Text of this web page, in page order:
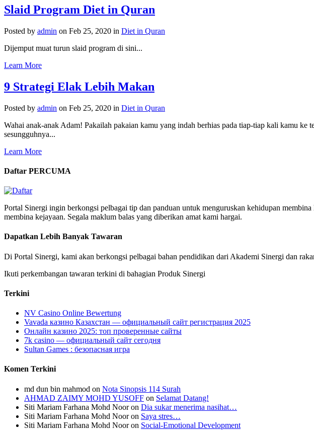
Slaid Program Diet in Quran
Posted by admin on Feb 25, 2020 in Diet in Quran
Dijemput muat turun slaid program di sini...
Learn More
9 Strategi Elak Lebih Makan
Posted by admin on Feb 25, 2020 in Diet in Quran
Wahai anak-anak Adam! Pakailah pakaian kamu yang indah berhias pada tiap-tiap kali kamu ke
sesungguhnya...
Learn More
Daftar PERCUMA
Portal Sinergi ingin berkongsi pelbagai tip dan panduan untuk menguruskan kehidupan
membina kejayaan. Segala maklum balas yang diberikan amat kami hargai.
Dapatkan Lebih Banyak Tawaran
Di Portal Sinergi, kami akan berkongsi pelbagai bahan pendidikan dari Akademi Sinergi dan
Ikuti perkembangan tawaran terkini di bahagian Produk Sinergi
Terkini
NV Casino Online Bewertung
Vavada казино Казахстан — официальный сайт регистрация 2025
Онлайн казино 2025: топ проверенные сайты
7k casino — официальный сайт сегодня
Sultan Games : безопасная игра
Komen Terkini
md dun bin mahmod on Nota Sinopsis 114 Surah
AHMAD ZAIMY MOHD YUSOFF on Selamat Datang!
Siti Mariam Farhana Mohd Nooron Dia sukar menerima nasihat…
Siti Mariam Farhana Mohd Nooron Saya stres…
Siti Mariam Farhana Mohd Nooron Social-Emotional Development